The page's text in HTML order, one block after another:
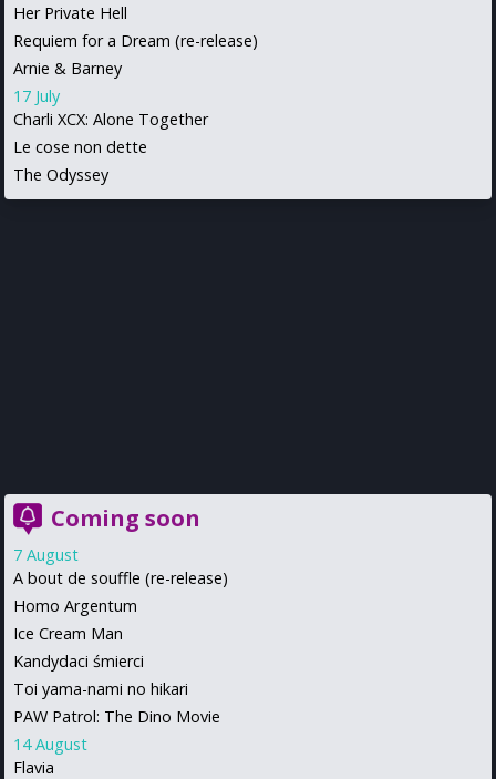
Her Private Hell
Requiem for a Dream (re-release)
Arnie & Barney
17 July
Charli XCX: Alone Together
Le cose non dette
The Odyssey
Coming soon
7 August
A bout de souffle (re-release)
Homo Argentum
Ice Cream Man
Kandydaci śmierci
Toi yama-nami no hikari
PAW Patrol: The Dino Movie
14 August
Flavia